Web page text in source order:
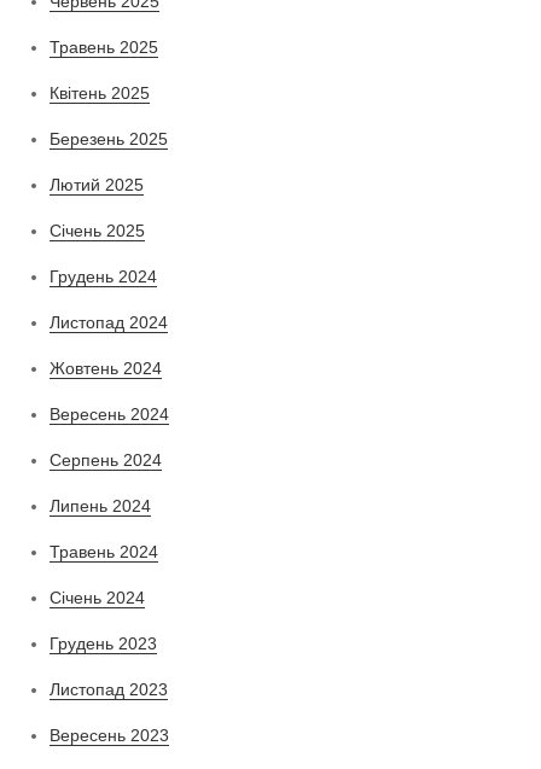
Травень 2025
Квітень 2025
Березень 2025
Лютий 2025
Січень 2025
Грудень 2024
Листопад 2024
Жовтень 2024
Вересень 2024
Серпень 2024
Липень 2024
Травень 2024
Січень 2024
Грудень 2023
Листопад 2023
Вересень 2023